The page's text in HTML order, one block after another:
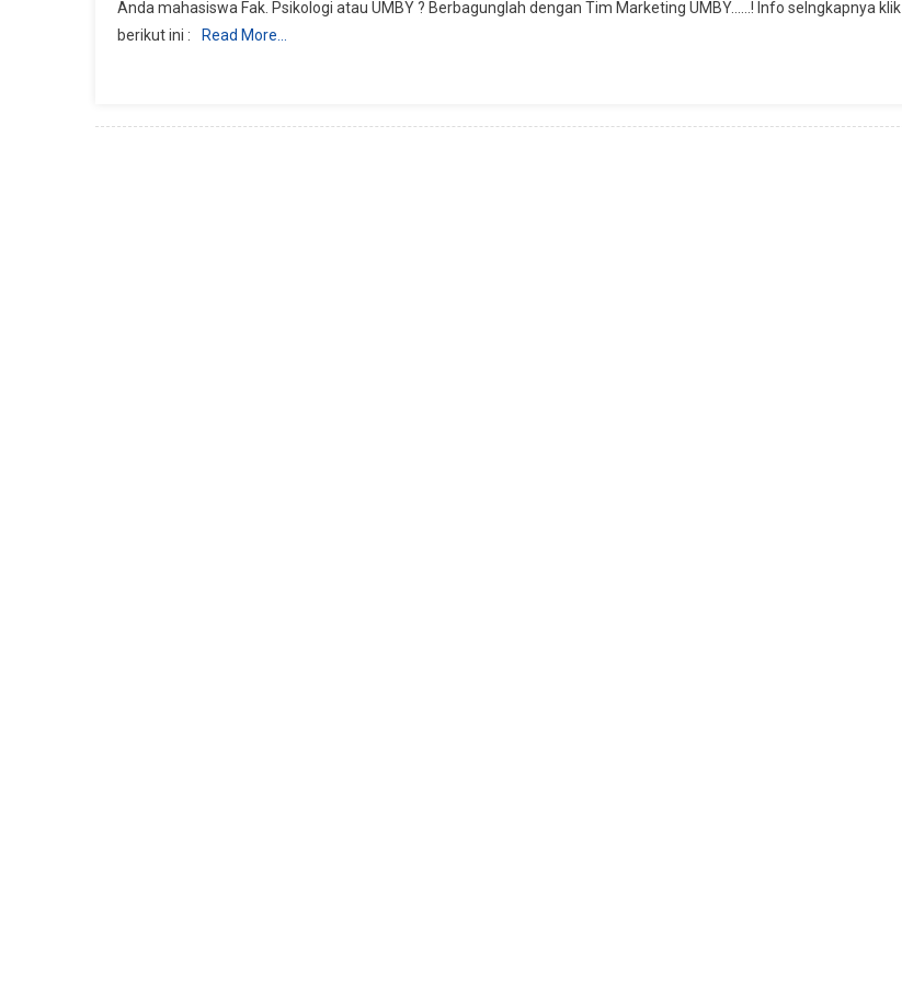
Bergabung
Anda mahasiswa Fak. Psikologi atau UMBY ? Berbagunglah dengan Tim Marketing UMBY……! Info selngkapnya klik
berikut ini :
Read More…